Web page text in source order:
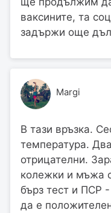
ваксините, та
задържи още
Margi
В тази връзка.
температура.
отрицателни.
колежки и мъжа
бърз тест и ПСР
да е